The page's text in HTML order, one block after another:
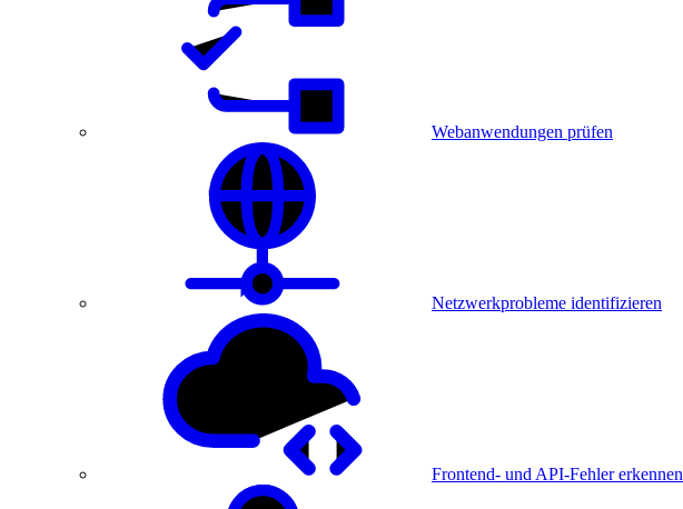
Webanwendungen prüfen
Netzwerkprobleme identifizieren
Frontend- und API-Fehler erkennen